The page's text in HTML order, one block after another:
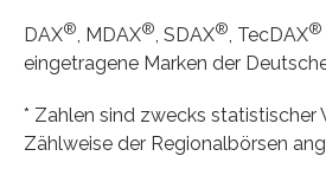
DAX®, MDAX®, SDAX®, TecDAX®
eingetragene Marken der
* Zahlen sind zwecks statistischer
Zählweise der Regionalbörsen